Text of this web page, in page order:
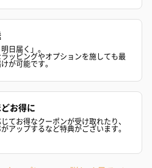
らパンダバウム
ナナ味）（540円）
ェ〜国産フル
り〜 3号（864
日届く」。
ッピングやオプションを施しても最
が可能です。
お得に
てお得なクーポンが受け取れたり、
アップするなど特典がございます。